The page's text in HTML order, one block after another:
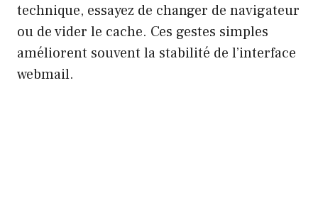
technique, essayez de changer de navigateur
ou de vider le cache. Ces gestes simples
améliorent souvent la stabilité de l’interface
webmail.